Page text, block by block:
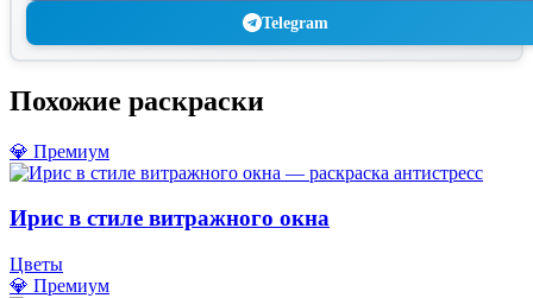
Telegram
Похожие раскраски
💎 Премиум
Ирис в стиле витражного окна
Цветы
💎 Премиум